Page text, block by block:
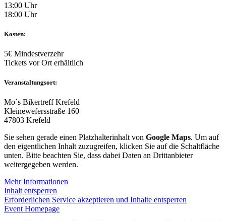
13:00 Uhr
18:00 Uhr
Kosten:
5€ Mindestverzehr
Tickets vor Ort erhältlich
Veranstaltungsort:
Mo´s Bikertreff Krefeld
Kleinewefersstraße 160
47803 Krefeld
Sie sehen gerade einen Platzhalterinhalt von Google Maps. Um auf
den eigentlichen Inhalt zuzugreifen, klicken Sie auf die Schaltfläche
unten. Bitte beachten Sie, dass dabei Daten an Drittanbieter
weitergegeben werden.
Mehr Informationen
Inhalt entsperren
Erforderlichen Service akzeptieren und Inhalte entsperren
Event Homepage